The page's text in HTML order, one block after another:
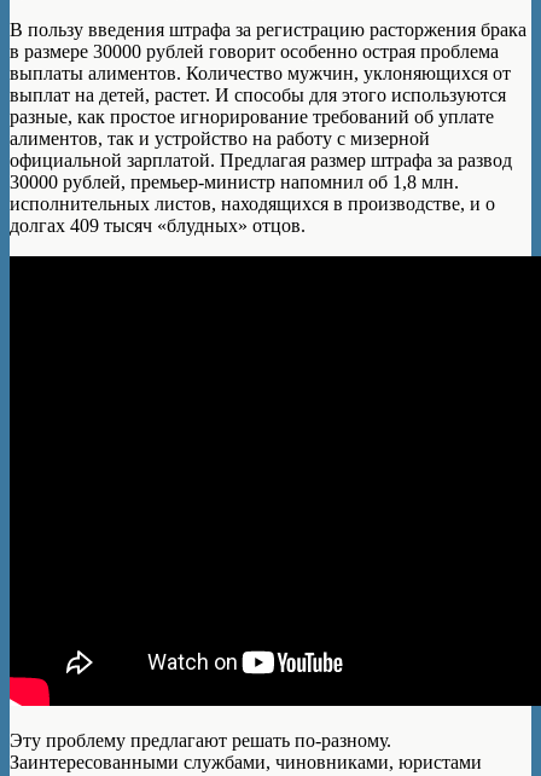
В пользу введения штрафа за регистрацию расторжения брака
в размере 30000 рублей говорит особенно острая проблема
выплаты алиментов. Количество мужчин, уклоняющихся от
выплат на детей, растет. И способы для этого используются
разные, как простое игнорирование требований об уплате
алиментов, так и устройство на работу с мизерной
официальной зарплатой. Предлагая размер штрафа за развод
30000 рублей, премьер-министр напомнил об 1,8 млн.
исполнительных листов, находящихся в производстве, и о
долгах 409 тысяч «блудных» отцов.
Эту проблему предлагают решать по-разному.
Заинтересованными службами, чиновниками, юристами